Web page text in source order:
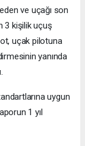
ve uçağı son
3 kişilik uçuş
uçak pilotuna
yanında
uygun
1 yıl